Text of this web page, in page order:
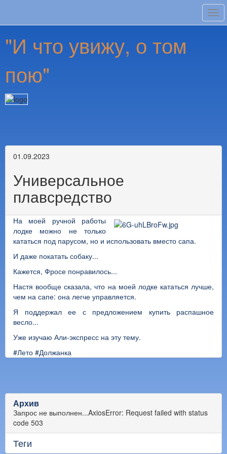
"И что увижу, о том
пою"
01.09.2023
Универсальное
плавсредство
На моей ручной работы
лодке можно не только
кататься под парусом, но и использовать вместо сапа.
И даже покатать собаку...
Кажется, Фросе понравилось...
Настя вообще сказала, что на моей лодке кататься лучше,
чем на сапе: она легче управляется.
Я поддержал ее с предложением купить распашное
весло...
Уже изучаю Али-экспресс на эту тему.
#Лето #Должанка
Архив
Запрос не выполнен...AxiosError: Request failed with status
code 503
Теги